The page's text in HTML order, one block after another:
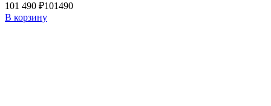
101 490 ₽101490
В корзину